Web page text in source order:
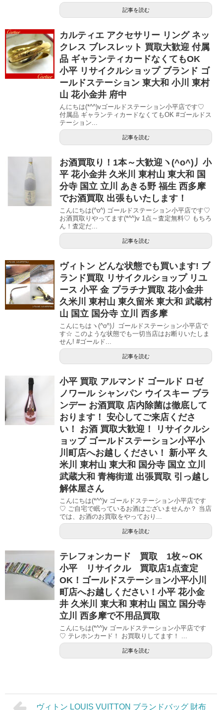
記事を読む
カルティエ アクセサリー リング ネッ
クレス ブレスレット 買取大歓迎 付属
品 ギャランティカードなくてもOK
小平 リサイクルショップ ブランド ゴ
ールドステーション 東大和 小川 東村
山 花小金井 府中
んにちは(*^^)vゴールドステーション小平店です♡
付属品 ギャランティカードなくてもOK #ゴールドス
テーション...
記事を読む
お酒買取り！1本～大歓迎ヽ(^o^)丿小
平 花小金井 久米川 東村山 東大和 国
分寺 国立 立川 あきる野 福生 西多摩
でお酒買取 出張もいたします！
こんにちは(^o^) ゴールドステーション小平店です♡
お酒買取りやってます(*^^)v 1点～査定無料♡ もちろ
ん！査定だ...
記事を読む
ヴィトン どんな状態でも買います! ブ
ランド買取 リサイクルショップ リユ
ース 小平 金 プラチナ買取 花小金井
久米川 東村山 東久留米 東大和 武蔵村
山 国立 国分寺 立川 西多摩
こんにちはヽ(^o^)丿ゴールドステーション小平店で
す☆ このような状態でも一切当店はお断りいたしま
せん! #ゴールド...
記事を読む
小平 買取 アルマンド ゴールド ロゼ
ノワール シャンパン ウイスキー ブラ
ンデー お酒買取 店内除菌は徹底して
おります！ 安心してご来店くださ
い！ お酒 買取大歓迎！ リサイクルシ
ョップ ゴールドステーション小平小
川町店へお越しください！ 新小平 久
米川 東村山 東大和 国分寺 国立 立川
武蔵大和 青梅街道 出張買取 引っ越し
解体屋さん
こんにちは(*^^)v ゴールドステーション小平店です
♡ ご自宅で眠っているお酒はございませんか？ 当店
では、お酒のお買取をやっており...
記事を読む
テレフォンカード 買取 1枚～OK
小平 リサイクル 買取店1点査定
OK！ゴールドステーション小平小川
町店へお越しください！小平 花小金
井 久米川 東大和 東村山 国立 国分寺
立川 西多摩で不用品買取
こんにちは(*^^)v ゴールドステーション小平店です
♡ テレホンカード！ お買取りしてます！ ...
記事を読む
ヴィトン LOUIS VUITTON ブランドバッグ 財布